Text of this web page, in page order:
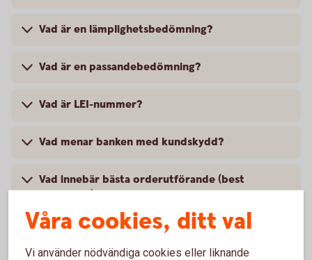
Vad är en lämplighetsbedömning?
Vad är en passandebedömning?
Vad är LEI-nummer?
Vad menar banken med kundskydd?
Vad innebär bästa orderutförande (best
execution)?
Var kan jag hitta mer information om MiFID2?
Våra cookies, ditt val
Vi använder nödvändiga cookies eller liknande